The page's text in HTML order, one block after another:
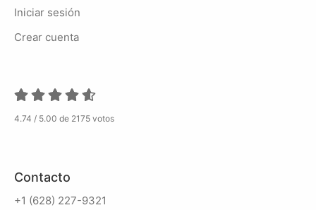
Iniciar sesión
Crear cuenta
4.74 / 5.00 de 2175 votos
Contacto
+1 (628) 227-9321